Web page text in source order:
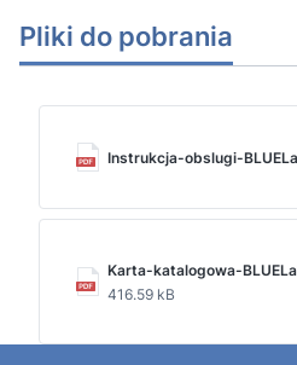
Pliki do pobrania
Instrukcja-obslugi-
Karta-katalogowa-
416.59 kB